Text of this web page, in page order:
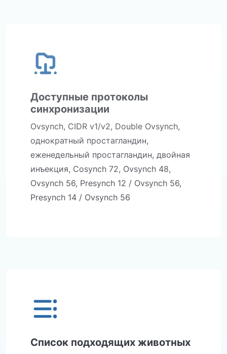
Доступные протоколы
синхронизации
Ovsynch, CIDR v1/v2, Double Ovsynch,
однократный простагландин,
еженедельный простагландин, двойная
инъекция, Cosynch 72, Ovsynch 48,
Ovsynch 56, Presynch 12 / Ovsynch 56,
Presynch 14 / Ovsynch 56
Список подходящих животных